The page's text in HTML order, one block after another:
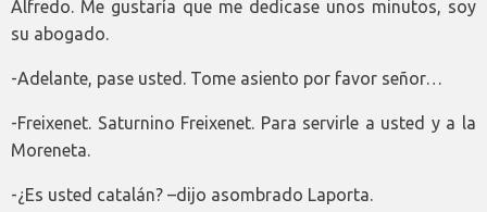
Alfredo. Me gustaría que me dedicase unos minutos, soy
su abogado.
-Adelante, pase usted. Tome asiento por favor señor…
-Freixenet. Saturnino Freixenet. Para servirle a usted y a la
Moreneta.
-¿Es usted catalán? –dijo asombrado Laporta.